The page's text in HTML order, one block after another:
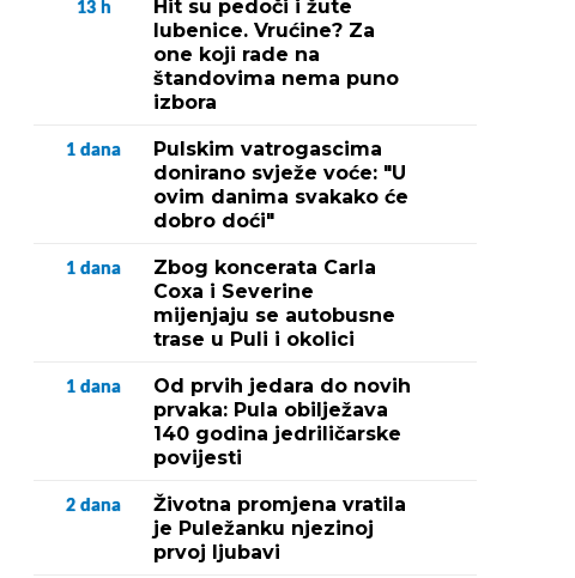
13 h
Hit su pedoči i žute
lubenice. Vrućine? Za
one koji rade na
štandovima nema puno
izbora
1 dana
Pulskim vatrogascima
donirano svježe voće: "U
ovim danima svakako će
dobro doći"
1 dana
Zbog koncerata Carla
Coxa i Severine
mijenjaju se autobusne
trase u Puli i okolici
1 dana
Od prvih jedara do novih
prvaka: Pula obilježava
140 godina jedriličarske
povijesti
2 dana
Životna promjena vratila
je Puležanku njezinoj
prvoj ljubavi